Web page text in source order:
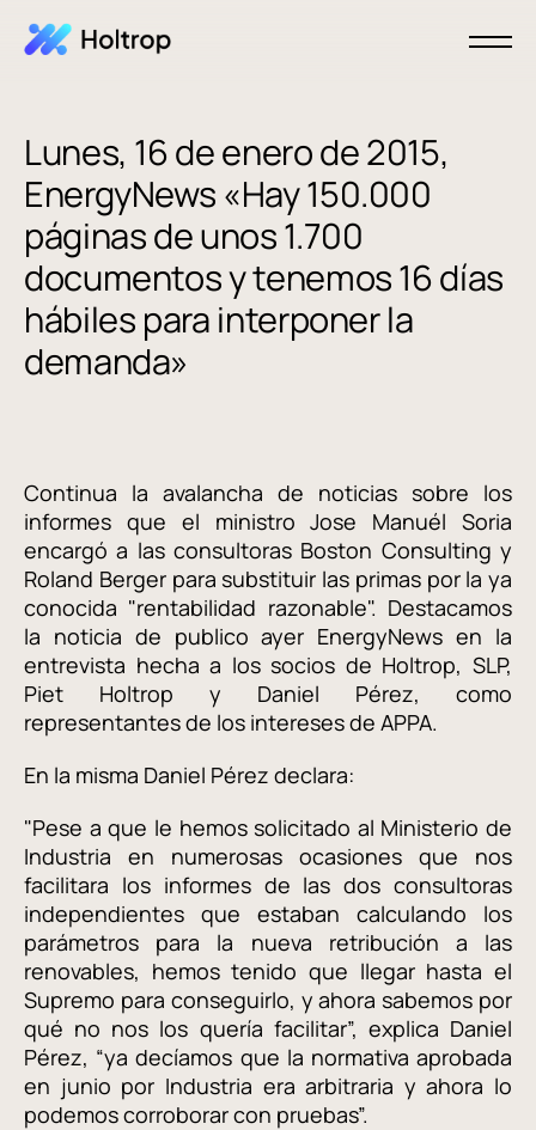
Lunes, 16 de enero de 2015,
EnergyNews «Hay 150.000
páginas de unos 1.700
documentos y tenemos 16 días
hábiles para interponer la
demanda»
Continua la avalancha de noticias sobre los
informes que el ministro Jose Manuél Soria
encargó a las consultoras Boston Consulting y
Roland Berger para substituir las primas por la ya
conocida "rentabilidad razonable". Destacamos
la noticia de publico ayer EnergyNews en la
entrevista hecha a los socios de Holtrop, SLP,
Piet Holtrop y Daniel Pérez, como
representantes de los intereses de APPA.
En la misma Daniel Pérez declara:
"Pese a que le hemos solicitado al Ministerio de
Industria en numerosas ocasiones que nos
facilitara los informes de las dos consultoras
independientes que estaban calculando los
parámetros para la nueva retribución a las
renovables, hemos tenido que llegar hasta el
Supremo para conseguirlo, y ahora sabemos por
qué no nos los quería facilitar”, explica Daniel
Pérez, “ya decíamos que la normativa aprobada
en junio por Industria era arbitraria y ahora lo
podemos corroborar con pruebas”.